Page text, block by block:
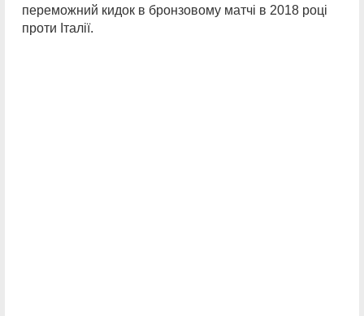
переможний кидок в бронзовому матчі в 2018 році
проти Італії.